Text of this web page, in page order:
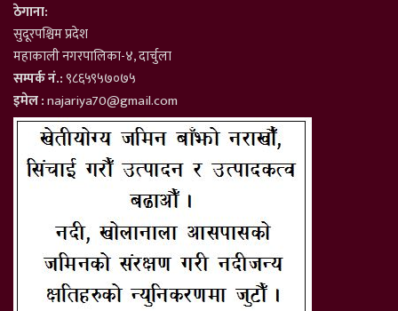
ठेगाना:
सुदूरपश्चिम प्रदेश
महाकाली नगरपालिका-४, दार्चुला
सम्पर्क नं.:९८६५९५७०७५
इमेल :najariya70@gmail.com